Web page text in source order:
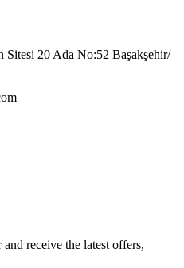
20 Ada No:52 Başakşehir/
receive the latest offers,